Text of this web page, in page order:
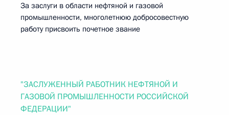
За заслуги в области нефтяной и газовой
промышленности, многолетнюю добросовестную
работу присвоить почетное звание
"ЗАСЛУЖЕННЫЙ РАБОТНИК НЕФТЯНОЙ И
ГАЗОВОЙ ПРОМЫШЛЕННОСТИ РОССИЙСКОЙ
ФЕДЕРАЦИИ"